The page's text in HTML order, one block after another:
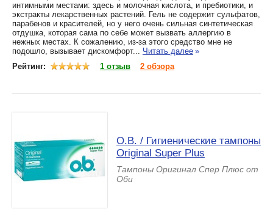
интимными местами: здесь и молочная кислота, и пребиотики, и
экстракты лекарственных растений. Гель не содержит сульфатов,
парабенов и красителей, но у него очень сильная синтетическая
отдушка, которая сама по себе может вызвать аллергию в
нежных местах. К сожалению, из-за этого средство мне не
подошло, вызывает дискомфорт... Читать далее »
Рейтинг:
1 отзыв 2 обзора
O.B. / Гигиенические тампоны
Original Super Plus
Тампоны Оригинал Спер Плюс от
Оби